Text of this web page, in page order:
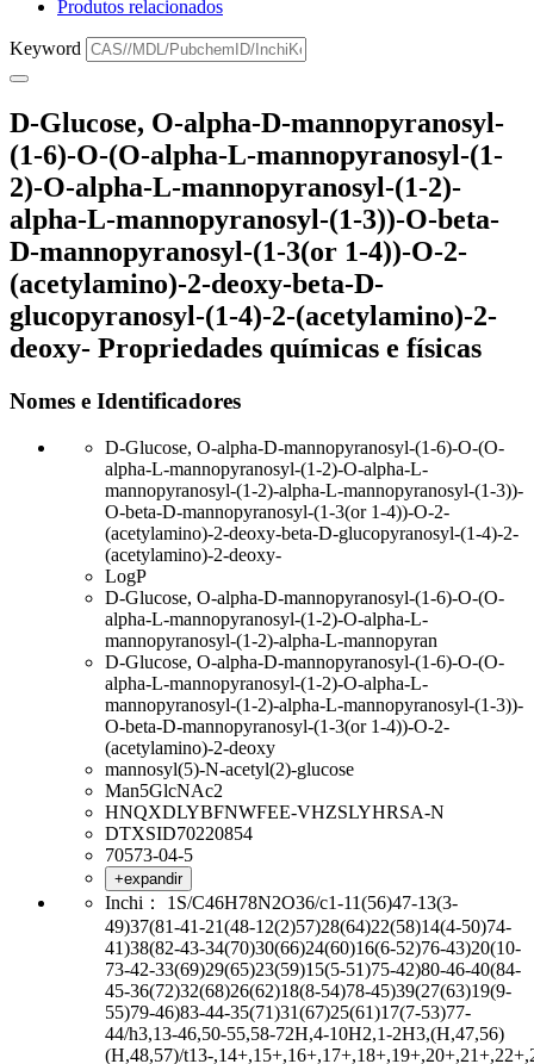
Produtos relacionados
Keyword
D-Glucose, O-alpha-D-mannopyranosyl-
(1-6)-O-(O-alpha-L-mannopyranosyl-(1-
2)-O-alpha-L-mannopyranosyl-(1-2)-
alpha-L-mannopyranosyl-(1-3))-O-beta-
D-mannopyranosyl-(1-3(or 1-4))-O-2-
(acetylamino)-2-deoxy-beta-D-
glucopyranosyl-(1-4)-2-(acetylamino)-2-
deoxy- Propriedades químicas e físicas
Nomes e Identificadores
D-Glucose, O-alpha-D-mannopyranosyl-(1-6)-O-(O-
alpha-L-mannopyranosyl-(1-2)-O-alpha-L-
mannopyranosyl-(1-2)-alpha-L-mannopyranosyl-(1-3))-
O-beta-D-mannopyranosyl-(1-3(or 1-4))-O-2-
(acetylamino)-2-deoxy-beta-D-glucopyranosyl-(1-4)-2-
(acetylamino)-2-deoxy-
LogP
D-Glucose, O-alpha-D-mannopyranosyl-(1-6)-O-(O-
alpha-L-mannopyranosyl-(1-2)-O-alpha-L-
mannopyranosyl-(1-2)-alpha-L-mannopyran
D-Glucose, O-alpha-D-mannopyranosyl-(1-6)-O-(O-
alpha-L-mannopyranosyl-(1-2)-O-alpha-L-
mannopyranosyl-(1-2)-alpha-L-mannopyranosyl-(1-3))-
O-beta-D-mannopyranosyl-(1-3(or 1-4))-O-2-
(acetylamino)-2-deoxy
mannosyl(5)-N-acetyl(2)-glucose
Man5GlcNAc2
HNQXDLYBFNWFEE-VHZSLYHRSA-N
DTXSID70220854
70573-04-5
+expandir
Inchi：
1S/C46H78N2O36/c1-11(56)47-13(3-
49)37(81-41-21(48-12(2)57)28(64)22(58)14(4-50)74-
41)38(82-43-34(70)30(66)24(60)16(6-52)76-43)20(10-
73-42-33(69)29(65)23(59)15(5-51)75-42)80-46-40(84-
45-36(72)32(68)26(62)18(8-54)78-45)39(27(63)19(9-
55)79-46)83-44-35(71)31(67)25(61)17(7-53)77-
44/h3,13-46,50-55,58-72H,4-10H2,1-2H3,(H,47,56)
(H,48,57)/t13-